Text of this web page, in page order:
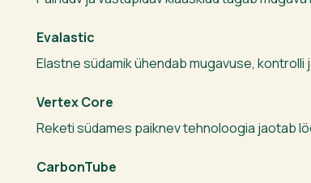
Evalastic
Elastne südamik ühendab mugavuse,
Vertex Core
Reketi südames paiknev tehnoloogia jaotab
CarbonTube